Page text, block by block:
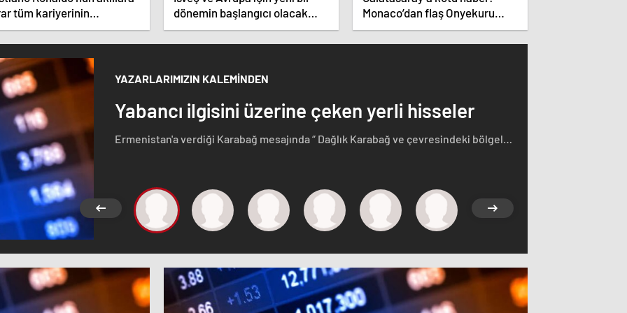
tüm kariyerinin
çıkardık !
dönemin başlangıcı olacak
kararlar.
Monaco’dan flaş Onyekuru
kararı.
YAZARLARIMIZIN KALEMİNDEN
Yabancı ilgisini üzerine çeken yerli hisseler
Ermenistan'a verdiği Karabağ mesajında “ Dağlık Karabağ ve çevresindeki bölgeler
ise dikkat çeken bir ziyaret gerçekleştirdi.